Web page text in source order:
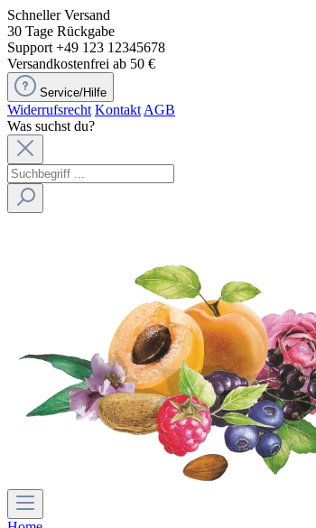
Schneller Versand
30 Tage Rückgabe
Support +49 123 12345678
Versandkostenfrei ab 50 €
Service/Hilfe
Widerrufsrecht Kontakt AGB
Was suchst du?